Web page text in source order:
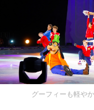
グーフィーも軽や